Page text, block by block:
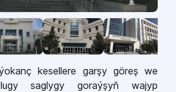
kesel­lere garşy göreş we
saglygy goraýşyň wajyp